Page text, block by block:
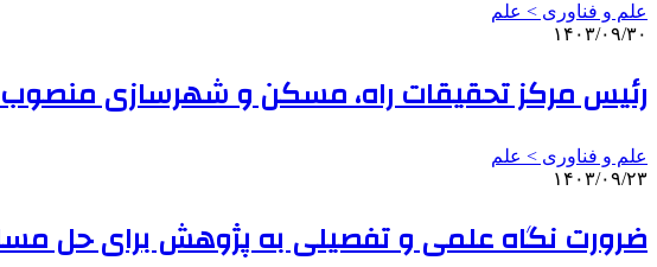
علم و فناوری‌ > علم
۱۴۰۳/۰۹/۳۰
رئیس مرکز تحقیقات راه، مسکن و شهرسازی
علم و فناوری‌ > علم
۱۴۰۳/۰۹/۲۳
ضرورت نگاه علمی و تفصیلی به پژوهش برای حل